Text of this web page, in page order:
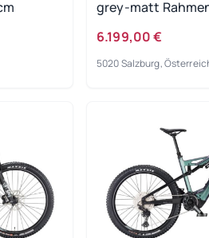
grey-matt
6.199,00 €
5020 Salzburg,